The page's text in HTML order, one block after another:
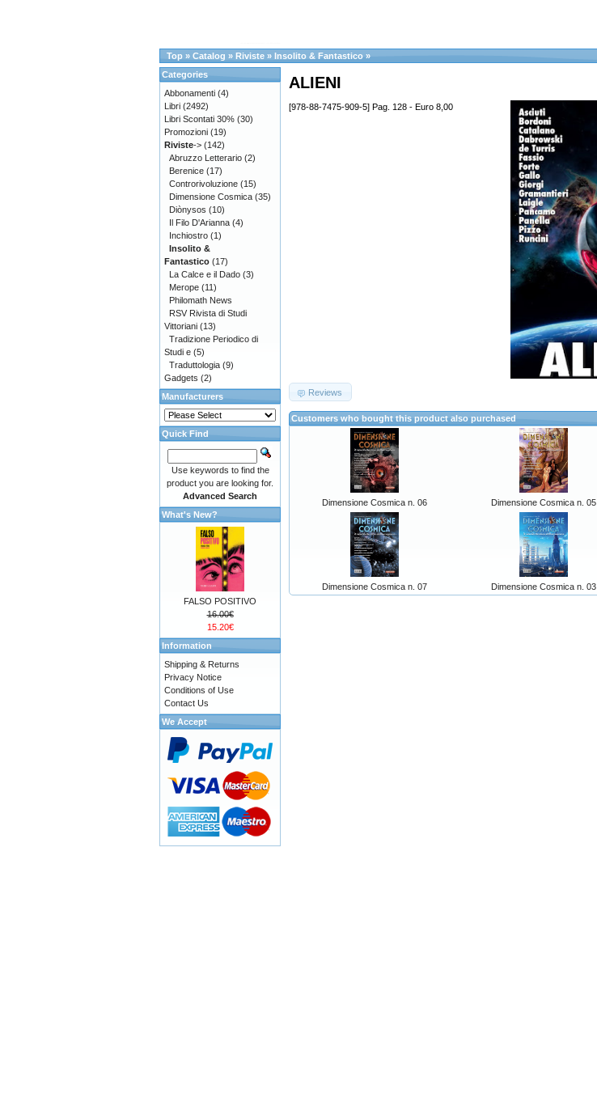
Top » Catalog » Riviste » Insolito & Fantastico »
ALIENI
[978-88-7475-909-5] Pag. 128 - Euro 8,00
Reviews
Customers who bought this product also purchased
Dimensione Cosmica n. 06 Dimensione Cosmica n. 05
Dimensione Cosmica n. 07 Dimensione Cosmica n. 03
Categories
Abbonamenti (4)
Libri (2492)
Libri Scontati 30% (30)
Promozioni (19)
Riviste-> (142)
Abruzzo Letterario (2)
Berenice (17)
Controrivoluzione (15)
Dimensione Cosmica (35)
Diònysos (10)
Il Filo D'Arianna (4)
Inchiostro (1)
Insolito &
Fantastico (17)
La Calce e il Dado (3)
Merope (11)
Philomath News
RSV Rivista di Studi
Vittoriani (13)
Tradizione Periodico di
Studi e (5)
Traduttologia (9)
Gadgets (2)
Manufacturers
Quick Find
Use keywords to find the
product you are looking for.
Advanced Search
What's New?
FALSO POSITIVO
16.00€
15.20€
Information
Shipping & Returns
Privacy Notice
Conditions of Use
Contact Us
We Accept